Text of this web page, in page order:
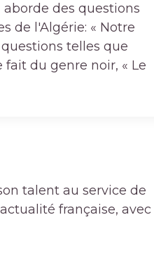
aborde des questions
de l'Algérie: « Notre
telles que
du genre noir, « Le
talent au service de
française, avec